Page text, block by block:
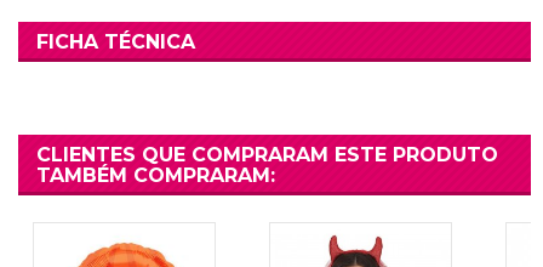
FICHA TÉCNICA
CLIENTES QUE COMPRARAM ESTE PRODUTO
TAMBÉM COMPRARAM: